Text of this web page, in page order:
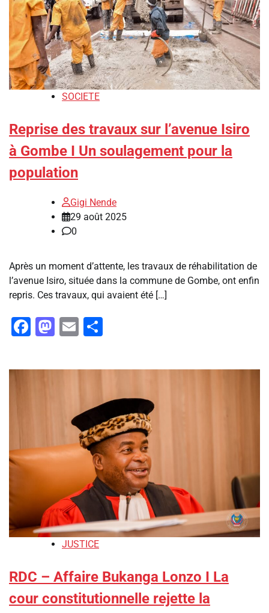
SOCIETE
Reprise des travaux sur l’avenue Isiro
à Gombe I Un soulagement pour la
population
Gigi Nende
29 août 2025
0
Après un moment d’attente, les travaux de réhabilitation de
l’avenue Isiro, située dans la commune de Gombe, ont enfin
repris. Ces travaux, qui avaient été […]
Facebook
Mastodon
Email
JUSTICE
RDC – Affaire Bukanga Lonzo I La
cour constitutionnelle rejette la